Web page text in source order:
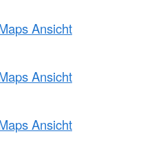
Ansicht
Ansicht
Ansicht